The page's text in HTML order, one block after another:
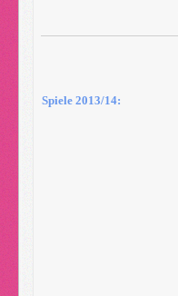
Spiele 2013/14: